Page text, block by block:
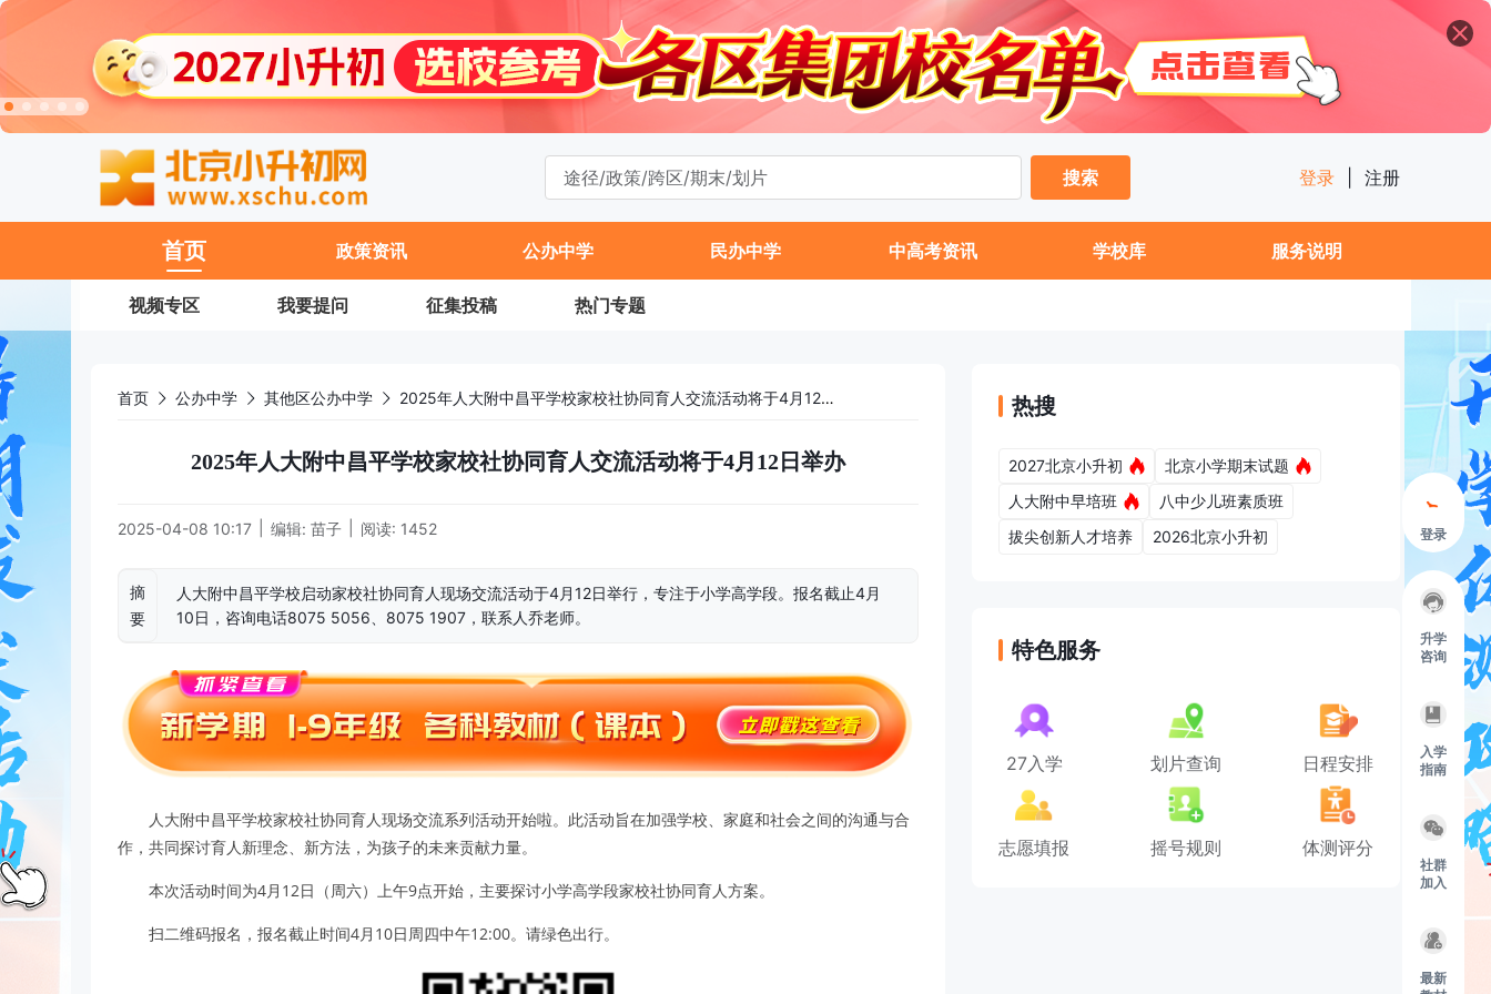
登录
升学
咨询
入学
指南
社群
加入
最新
搜索
登录 注册
首页 政策资讯 公办中学 民办中学 中高考资讯 学校库 服务说明
视频专区 我要提问 征集投稿 热门专题
首页 公办中学 其他区公办中学 2025年人大附中昌平学校家校社协同育人交流活动将于4月12日举办
2025年人大附中昌平学校家校社协同育人交流活动将于4月12日举办
2025-04-08 10:17 编辑: 苗子 阅读: 1452
摘
要
人大附中昌平学校启动家校社协同育人现场交流活动于4月12日举行，专注于小学高学段。报名截止4月
10日，咨询电话8075 5056、8075 1907，联系人乔老师。
人大附中昌平学校家校社协同育人现场交流系列活动开始啦。此活动旨在加强学校、家庭和社会之间的沟通与合
作，共同探讨育人新理念、新方法，为孩子的未来贡献力量。
本次活动时间为4月12日（周六）上午9点开始，主要探讨小学高学段家校社协同育人方案。
扫二维码报名，报名截止时间4月10日周四中午12:00。请绿色出行。
热搜
2027北京小升初
北京小学期末试题
人大附中早培班
八中少儿班素质班
拔尖创新人才培养
2026北京小升初
特色服务
27入学 划片查询 日程安排
志愿填报 摇号规则 体测评分